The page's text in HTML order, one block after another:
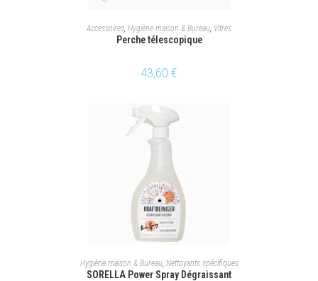
AJOUTER AU PANIER
Accessoires, Hygiène maison & Bureau, Vitres
Perche télescopique
43,60 €
LIRE LA SUITE
Hygiène maison & Bureau, Nettoyants spécifiques
SORELLA Power Spray Dégraissant